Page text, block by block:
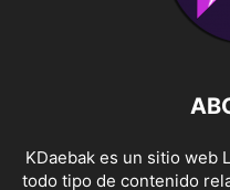
KDaebak es un sitio web
todo tipo de contenido